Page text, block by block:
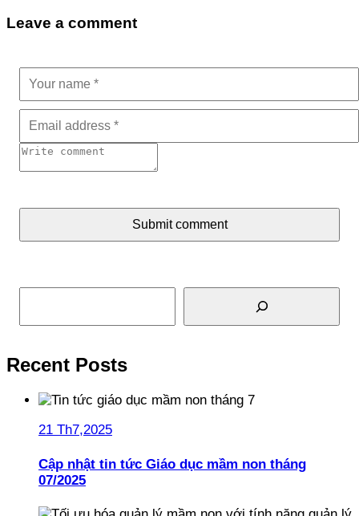
Leave a comment
Submit comment
Tìm kiếm
Recent Posts
21 Th7,2025
Cập nhật tin tức Giáo dục mầm non tháng
07/2025